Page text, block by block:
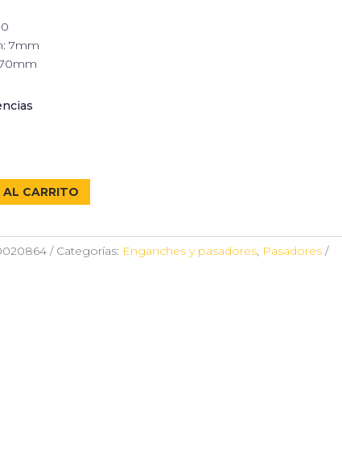
7mm
CARRITO
Categorías: Enganches y pasadores, Pasadores